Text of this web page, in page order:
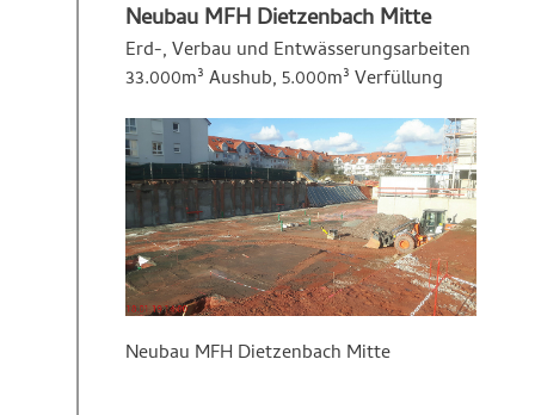
Neubau MFH Dietzenbach Mitte
Erd-, Verbau und Entwässerungsarbeiten
33.000m³ Aushub, 5.000m³ Verfüllung
Neubau MFH Dietzenbach Mitte